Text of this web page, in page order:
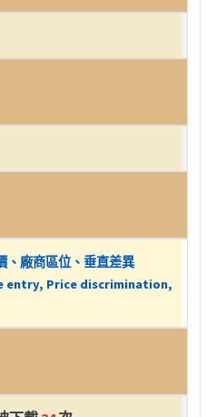
、廠商區位、垂直差異
Price discrimination,